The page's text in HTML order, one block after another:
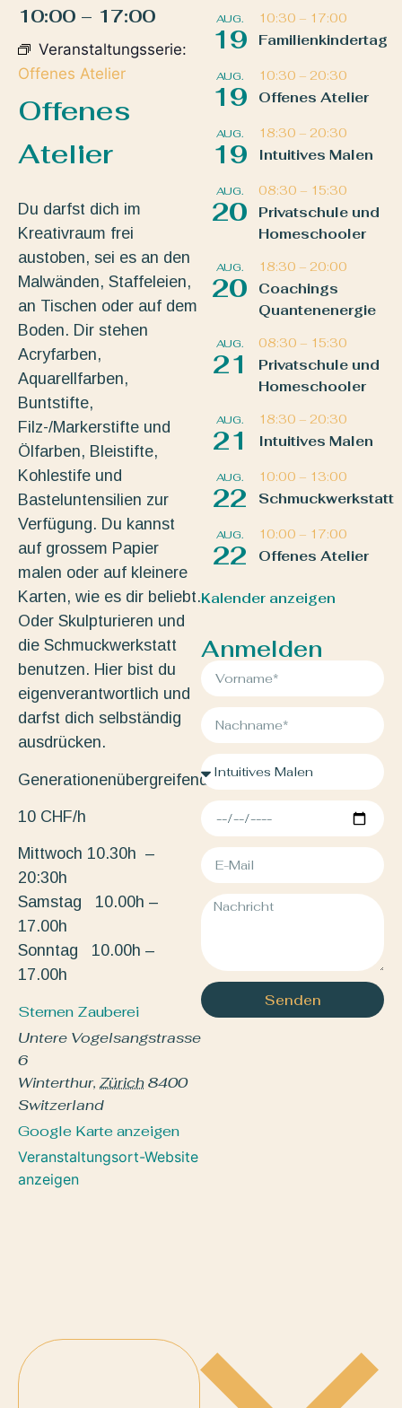
10:00 – 17:00
Veranstaltungsserie:
Offenes Atelier
Offenes
Atelier
Du darfst dich im
Kreativraum frei
austoben, sei es an den
Malwänden, Staffeleien,
an Tischen oder auf dem
Boden. Dir stehen
Acryfarben,
Aquarellfarben,
Buntstifte,
Filz-/Markerstifte und
Ölfarben, Bleistifte,
Kohlestife und
Basteluntensilien zur
Verfügung. Du kannst
auf grossem Papier
malen oder auf kleinere
Karten, wie es dir beliebt.
Oder Skulpturieren und
die Schmuckwerkstatt
benutzen. Hier bist du
eigenverantwortlich und
darfst dich selbständig
ausdrücken.
Generationenübergreifend.
10 CHF/h
Mittwoch 10.30h –
20:30h
Samstag 10.00h –
17.00h
Sonntag 10.00h –
17.00h
Sternen Zauberei
Untere Vogelsangstrasse
6
Winterthur, Zürich8400
Switzerland
Google Karte anzeigen
Veranstaltungsort-Website
anzeigen
AUG.
19
10:30 – 17:00
Familienkindertag
AUG.
19
10:30 – 20:30
Offenes Atelier
AUG.
19
18:30 – 20:30
Intuitives Malen
AUG.
20
08:30 – 15:30
Privatschule und
Homeschooler
AUG.
20
18:30 – 20:00
Coachings
Quantenenergie
AUG.
21
08:30 – 15:30
Privatschule und
Homeschooler
AUG.
21
18:30 – 20:30
Intuitives Malen
AUG.
22
10:00 – 13:00
Schmuckwerkstatt
AUG.
22
10:00 – 17:00
Offenes Atelier
Kalender anzeigen
Anmelden
Senden